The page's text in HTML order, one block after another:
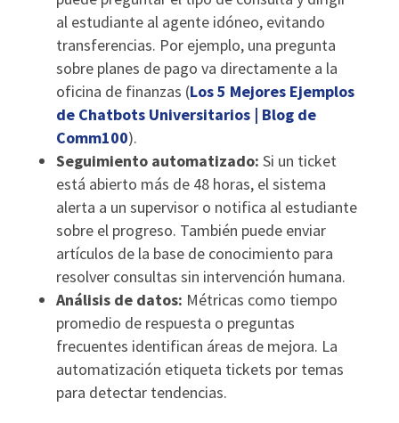
al estudiante al agente idóneo, evitando
transferencias. Por ejemplo, una pregunta
sobre planes de pago va directamente a la
oficina de finanzas (Los 5 Mejores Ejemplos
de Chatbots Universitarios | Blog de
Comm100).
Seguimiento automatizado: Si un ticket
está abierto más de 48 horas, el sistema
alerta a un supervisor o notifica al estudiante
sobre el progreso. También puede enviar
artículos de la base de conocimiento para
resolver consultas sin intervención humana.
Análisis de datos: Métricas como tiempo
promedio de respuesta o preguntas
frecuentes identifican áreas de mejora. La
automatización etiqueta tickets por temas
para detectar tendencias.